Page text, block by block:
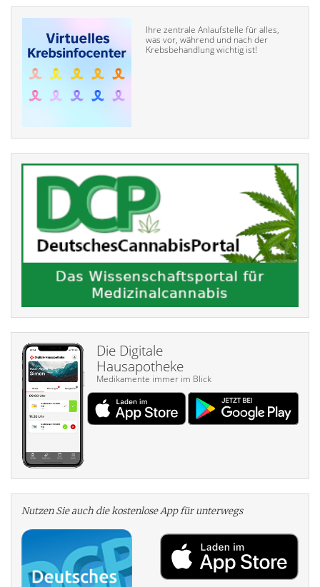
Ihre zentrale Anlaufstelle für alles,
was vor, während und nach der
Krebsbehandlung wichtig ist!
Die Digitale
Hausapotheke
Medikamente immer im Blick
Nutzen Sie auch die kosten­lose App für unterwegs